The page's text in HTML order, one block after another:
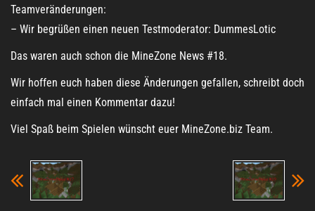
Teamveränderungen:
– Wir begrüßen einen neuen Testmoderator: DummesLotic
Das waren auch schon die MineZone News #18.
Wir hoffen euch haben diese Änderungen gefallen, schreibt doch
einfach mal einen Kommentar dazu!
Viel Spaß beim Spielen wünscht euer MineZone.biz Team.